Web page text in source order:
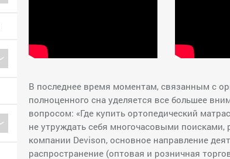
В последнее время моментам, связанным с
полноценного сна уделяется все большее
вопросом: «Где купить ортопедический
не утруждать себя многочасовыми
компании Devison, основное направление
распространение (оптовая и розничная